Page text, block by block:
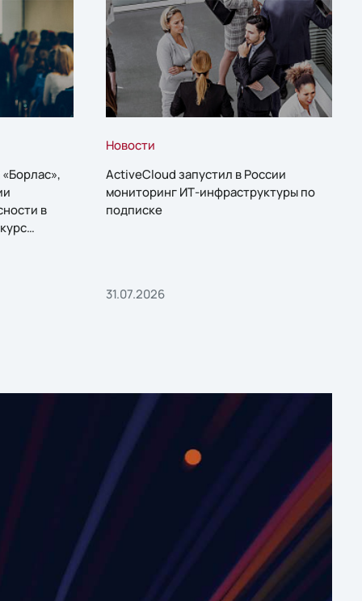
в
Новости
ActiveCloud запустил в России
мониторинг ИТ-инфраструктуры по
подписке
31.07.2026